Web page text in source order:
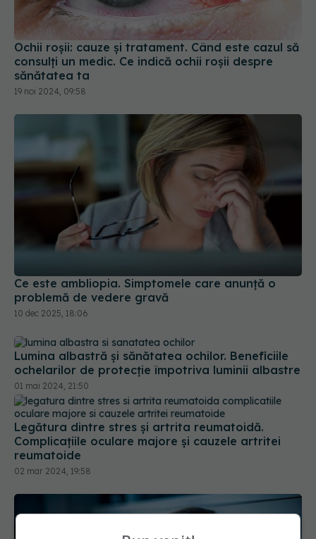
Ochii roșii: cauze și tratament. Când este cazul să
consulți un medic. Ce indică ochii roșii despre
sănătatea ta
19 noi 2024, 09:58
Ce este ambliopia. Simptomele care anunță o
problemă de vedere gravă
10 dec 2025, 18:06
Lumina albastră și sănătatea ochilor. Beneficiile
ochelarilor de protecție împotriva luminii albastre
01 mai 2024, 21:50
Legătura dintre stres și artrita reumatoidă.
Complicațiile oculare majore și cauzele artritei
reumatoide
02 mar 2024, 19:58